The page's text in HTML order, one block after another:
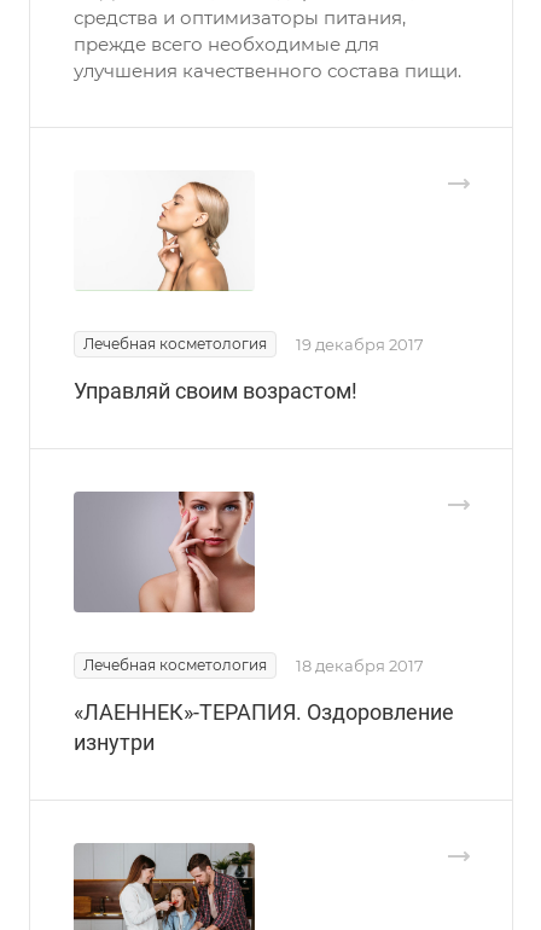
средства и оптимизаторы питания,
прежде всего необходимые для
улучшения качественного состава пищи.
Лечебная косметология 19 декабря 2017
Управляй своим возрастом!
Лечебная косметология 18 декабря 2017
«ЛАЕННЕК»-ТЕРАПИЯ. Оздоровление
изнутри